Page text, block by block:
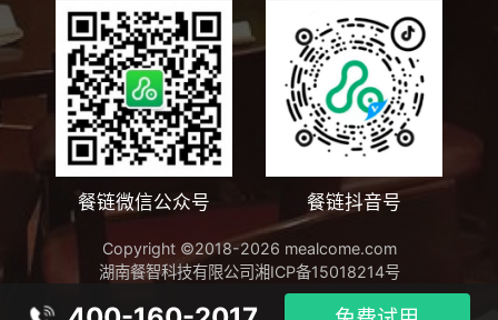
餐链微信公众号 餐链抖音号
Copyright ©2018-2026 mealcome.com
湖南餐智科技有限公司湘ICP备15018214号